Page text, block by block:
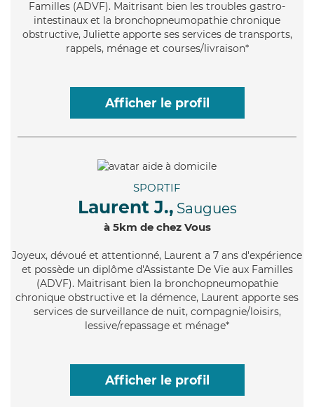
Familles (ADVF). Maitrisant bien les troubles gastro-
intestinaux et la bronchopneumopathie chronique
obstructive, Juliette apporte ses services de transports,
rappels, ménage et courses/livraison*
Afficher le profil
SPORTIF
Laurent J., Saugues
à 5km de chez Vous
Joyeux, dévoué et attentionné, Laurent a 7 ans d'expérience
et possède un diplôme d'Assistante De Vie aux Familles
(ADVF). Maitrisant bien la bronchopneumopathie
chronique obstructive et la démence, Laurent apporte ses
services de surveillance de nuit, compagnie/loisirs,
lessive/repassage et ménage*
Afficher le profil